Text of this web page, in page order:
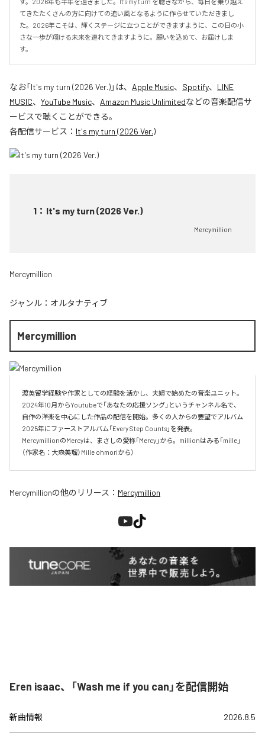
てきたたくさんの方に向けての追い風となるように作らせていただきまし
た。2026年こそは、輝くステージに立つことができますように、この日の小
さな一歩が翔ける未来を連れてきますように。願いを込めて、お届けしま
す。
なお「It's my turn (2026 Ver.)」は、 Apple Music、 Spotify、 LINE
MUSIC、 YouTube Music、 Amazon Music Unlimitedなどの音楽配信サ
ービスで聴くことができる。
各配信サービス： It's my turn (2026 Ver.)
1 ： It's my turn (2026 Ver.)
Mercymillion
Mercymillion
ジャンル： オルタナティブ
Mercymillion
渡英留学経験や作家としての経験を活かし、夫婦で始めたの音楽ユニット。
2024年10月からYoutubeで「あなたの応援ソング」というチャンネル名で、
自作の洋楽を中心にした作品の配信を開始。多くの人からの要望でアルバム
2025年にファーストアルバム「Every Step Counts」を発表。
MercymillionのMercyは、まさしの愛称「Mercy」から。millionはみる「mille」
（作家名：大森美瑠）Mille ohmoriから）
Mercymillionの他のリリース： Mercymillion
Eren isaac、「Wash me if you can」を配信開始
新曲情報 2026.8.5